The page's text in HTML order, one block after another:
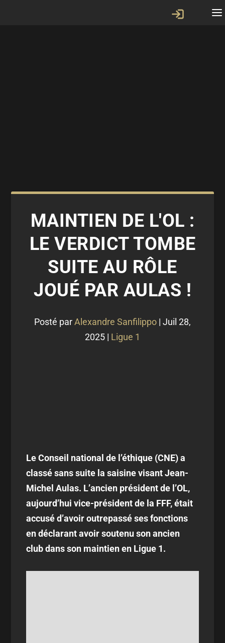
MAINTIEN DE L'OL :
LE VERDICT TOMBE
SUITE AU RÔLE
JOUÉ PAR AULAS !
Posté parAlexandre Sanfilippo | Juil 28,
2025 | Ligue 1
Le Conseil national de l’éthique (CNE) a
classé sans suite la saisine visant Jean-
Michel Aulas. L’ancien président de l’OL,
aujourd’hui vice-président de la FFF, était
accusé d’avoir outrepassé ses fonctions
en déclarant avoir soutenu son ancien
club dans son maintien en Ligue 1.